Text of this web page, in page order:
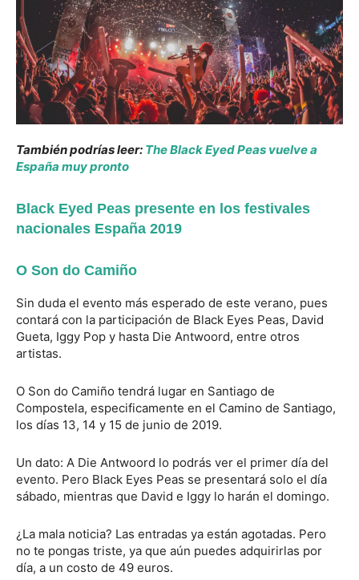
También podrías leer: The Black Eyed Peas vuelve a
España muy pronto
Black Eyed Peas presente en los festivales
nacionales España 2019
O Son do Camiño
Sin duda el evento más esperado de este verano, pues
contará con la participación de Black Eyes Peas, David
Gueta, Iggy Pop y hasta Die Antwoord, entre otros
artistas.
O Son do Camiño tendrá lugar en Santiago de
Compostela, especificamente en el Camino de Santiago,
los días 13, 14 y 15 de junio de 2019.
Un dato: A Die Antwoord lo podrás ver el primer día del
evento. Pero Black Eyes Peas se presentará solo el día
sábado, mientras que David e Iggy lo harán el domingo.
¿La mala noticia? Las entradas ya están agotadas. Pero
no te pongas triste, ya que aún puedes adquirirlas por
día, a un costo de 49 euros.